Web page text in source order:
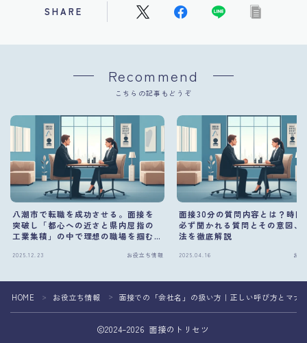
SHARE
Recommend
こちらの記事もどうぞ
八潮市で転職を成功させる。面接を
突破し「都心への近さと県内屈指の
工業集積」の中で理想の職場を掴む
2025.12.23 お役立ち情報
面接30分の質問内容とは？時間
必ず聞かれる質問とその意図、
法を徹底解説
2025.04.16 お
HOME ＞ お役立ち情報 ＞ 面接での「会社名」の扱い方｜正しい呼び方とマナ
2024–2026 面接のトリセツ